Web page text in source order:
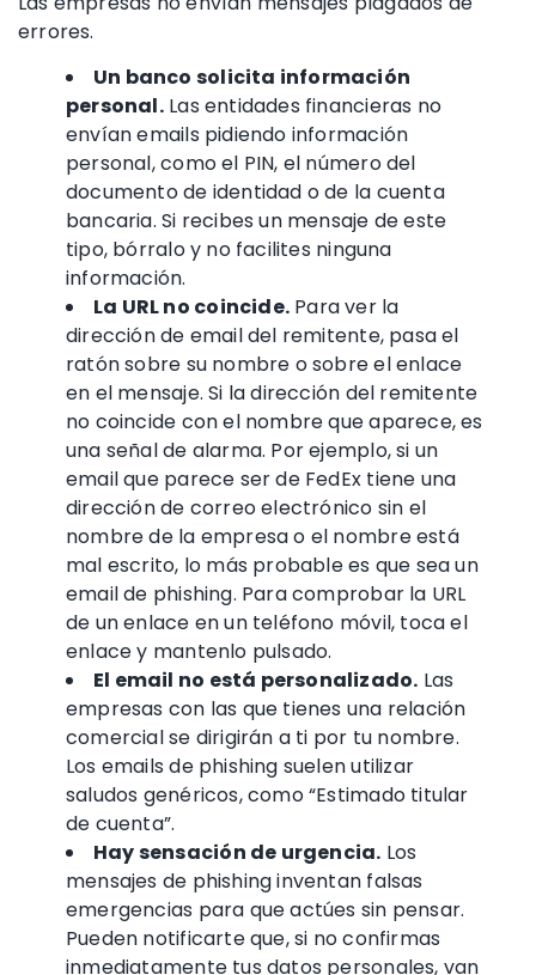
errores.
Un banco solicita información
personal. Las entidades financieras no
envían emails pidiendo información
personal, como el PIN, el número del
documento de identidad ode la cuenta
bancaria. Si recibes un mensaje de este
tipo, bórralo y no facilites ninguna
información.
La URL no coincide. Para ver la
dirección de email del remitente, pasa el
ratón sobre su nombre o sobre el enlace
en el mensaje. Si la dirección del remitente
no coincide con el nombre que aparece, es
una señal de alarma. Por ejemplo, si un
email que parece ser de FedEx tiene una
dirección de correo electrónico sin el
nombre de la empresa o el nombre está
mal escrito, lo más probable es que sea un
email de phishing. Para comprobar la URL
de un enlace en un teléfono móvil, toca el
enlace y mantenlo pulsado.
El email no está personalizado. Las
empresas con las que tienes una relación
comercial se dirigirán a ti por tu nombre.
Los emails de phishing suelen utilizar
saludos genéricos, como “Estimado titular
de cuenta”.
Hay sensación de urgencia. Los
mensajes de phishinginventan falsas
emergencias para que actúes sin pensar.
Pueden notificarte que, si no confirmas
inmediatamente tus datos personales, van